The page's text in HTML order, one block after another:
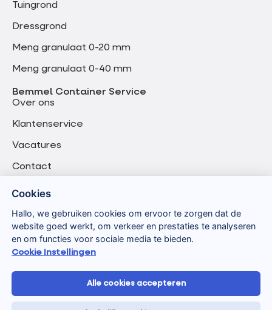
Tuingrond
Dressgrond
Meng granulaat 0-20 mm
Meng granulaat 0-40 mm
Bemmel Container Service
Over ons
Klantenservice
Vacatures
Contact
Cookies
Hallo, we gebruiken cookies om ervoor te zorgen dat de
website goed werkt, om verkeer en prestaties te analyseren
en om functies voor sociale media te bieden.
Cookie Instellingen
Alle cookies accepteren